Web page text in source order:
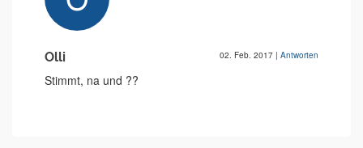
Olli 02. Feb. 2017 | Antworten
Stimmt, na und ??